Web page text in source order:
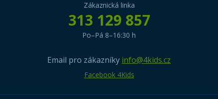
Zákaznická linka
313 129 857
Po–Pá 8–16:30 h
Email pro zákazníky info@4kids.cz
Facebook 4Kids